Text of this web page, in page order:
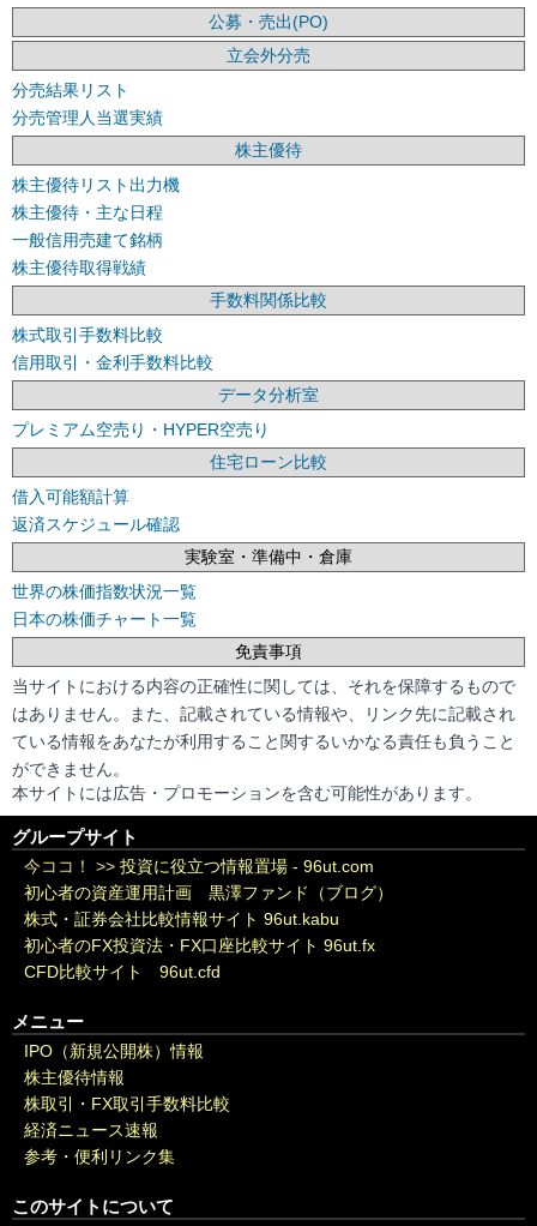
公募・売出(PO)
立会外分売
分売結果リスト
分売管理人当選実績
株主優待
株主優待リスト出力機
株主優待・主な日程
一般信用売建て銘柄
株主優待取得戦績
手数料関係比較
株式取引手数料比較
信用取引・金利手数料比較
データ分析室
プレミアム空売り・HYPER空売り
住宅ローン比較
借入可能額計算
返済スケジュール確認
実験室・準備中・倉庫
世界の株価指数状況一覧
日本の株価チャート一覧
免責事項
当サイトにおける内容の正確性に関しては、それを保障するもので
はありません。また、記載されている情報や、リンク先に記載され
ている情報をあなたが利用すること関するいかなる責任も負うこと
ができません。
本サイトには広告・プロモーションを含む可能性があります。
グループサイト
今ココ！ >> 投資に役立つ情報置場 - 96ut.com
初心者の資産運用計画 黒澤ファンド（ブログ）
株式・証券会社比較情報サイト 96ut.kabu
初心者のFX投資法・FX口座比較サイト 96ut.fx
CFD比較サイト 96ut.cfd
メニュー
IPO（新規公開株）情報
株主優待情報
株取引・FX取引手数料比較
経済ニュース速報
参考・便利リンク集
このサイトについて